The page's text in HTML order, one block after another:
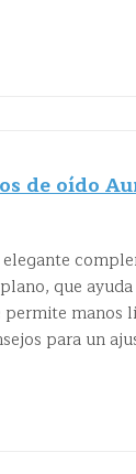
de oído
que
manos
para un